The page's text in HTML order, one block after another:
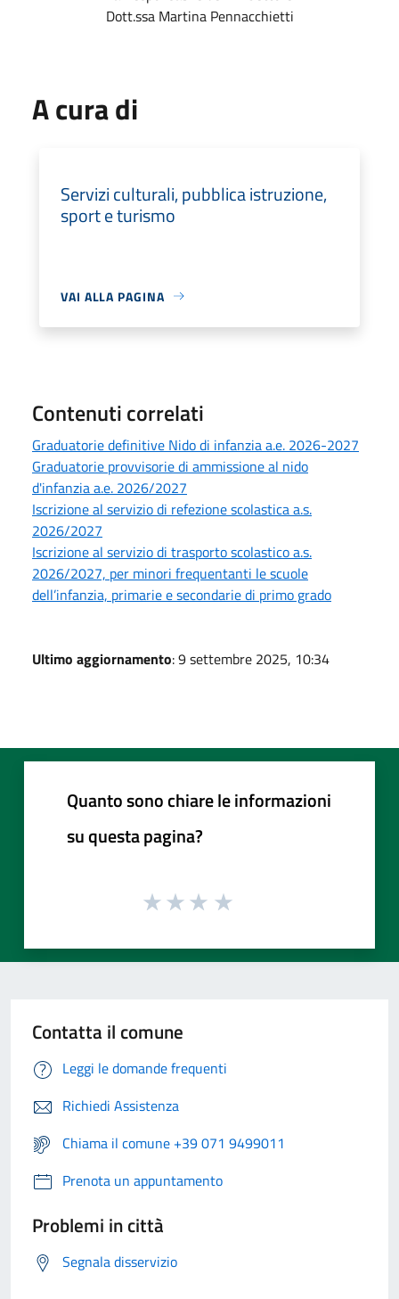
Dott.ssa Martina Pennacchietti
A cura di
Servizi culturali, pubblica istruzione,
sport e turismo
VAI ALLA PAGINA
Contenuti correlati
Graduatorie definitive Nido di infanzia a.e. 2026-2027
Graduatorie provvisorie di ammissione al nido
d'infanzia a.e. 2026/2027
Iscrizione al servizio di refezione scolastica a.s.
2026/2027
Iscrizione al servizio di trasporto scolastico a.s.
2026/2027, per minori frequentanti le scuole
dell’infanzia, primarie e secondarie di primo grado
Ultimo aggiornamento: 9 settembre 2025, 10:34
Quanto sono chiare le informazioni
su questa pagina?
Contatta il comune
Leggi le domande frequenti
Richiedi Assistenza
Chiama il comune +39 071 9499011
Prenota un appuntamento
Problemi in città
Segnala disservizio